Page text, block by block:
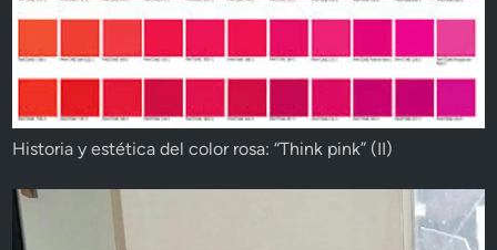
Historia y estética del color rosa: “Think pink” (II)